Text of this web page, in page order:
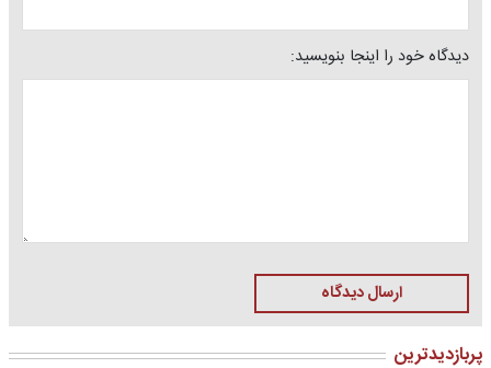
دیدگاه خود را اینجا بنویسید:
ارسال دیدگاه
پربازدیدترین